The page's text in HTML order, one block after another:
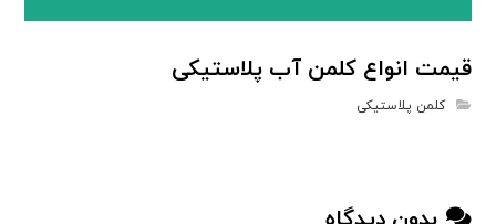
قیمت انواع کلمن آب پلاستیکی
کلمن پلاستیکی